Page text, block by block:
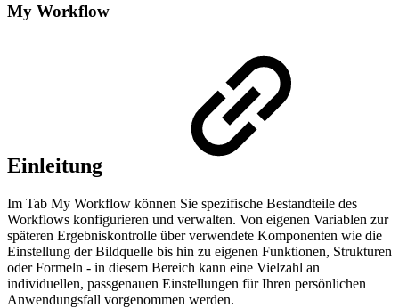
My Workflow
Einleitung
Im Tab My Workflow können Sie spezifische Bestandteile des
Workflows konfigurieren und verwalten. Von eigenen Variablen zur
späteren Ergebniskontrolle über verwendete Komponenten wie die
Einstellung der Bildquelle bis hin zu eigenen Funktionen, Strukturen
oder Formeln - in diesem Bereich kann eine Vielzahl an
individuellen, passgenauen Einstellungen für Ihren persönlichen
Anwendungsfall vorgenommen werden.